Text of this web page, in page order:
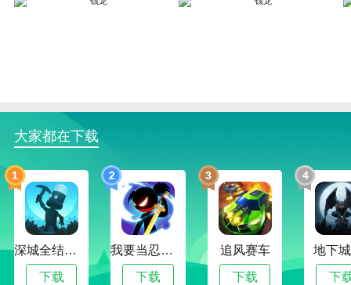
4.查询个人资产账户信息
5.查询交易记录和零散的投标收据
6.设置手势密码等。
小编评价
钱龙2023版可以及时推送最新的财经资讯，同时钱龙
app还可以帮助投资者控制投资风险，并且会由国有股
运作，降低投资者的投资风险。
大家都在下载
1
深城全结局解锁版
下载
2
我要当忍者无限金币版
下载
3
追风赛车
下载
4
地下
下